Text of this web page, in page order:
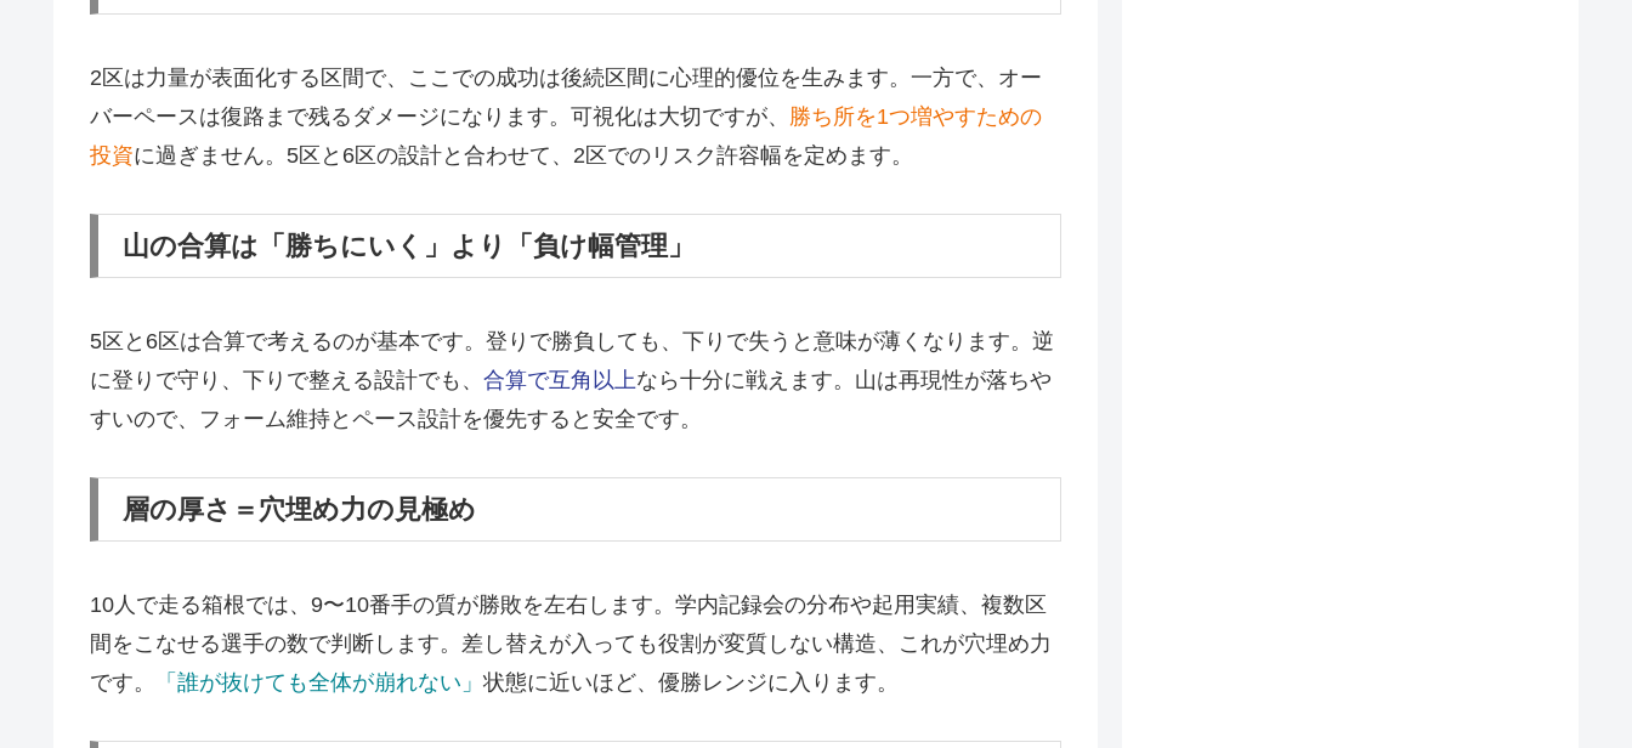
2区は力量が表面化する区間で、ここでの成功は後続区間に心理的優位を生みます。一方で、オー
バーペースは復路まで残るダメージになります。可視化は大切ですが、 勝ち所を1つ増やすための
投資に過ぎません。5区と6区の設計と合わせて、2区でのリスク許容幅を定めます。
山の合算は「勝ちにいく」より「負け幅管理」
5区と6区は合算で考えるのが基本です。登りで勝負しても、下りで失うと意味が薄くなります。逆
に登りで守り、下りで整える設計でも、 合算で互角以上なら十分に戦えます。山は再現性が落ちや
すいので、フォーム維持とペース設計を優先すると安全です。
層の厚さ＝穴埋め力の見極め
10人で走る箱根では、9〜10番手の質が勝敗を左右します。学内記録会の分布や起用実績、複数区
間をこなせる選手の数で判断します。差し替えが入っても役割が変質しない構造、これが穴埋め力
です。
「誰が抜けても全体が崩れない」 状態に近いほど、優勝レンジに入ります。